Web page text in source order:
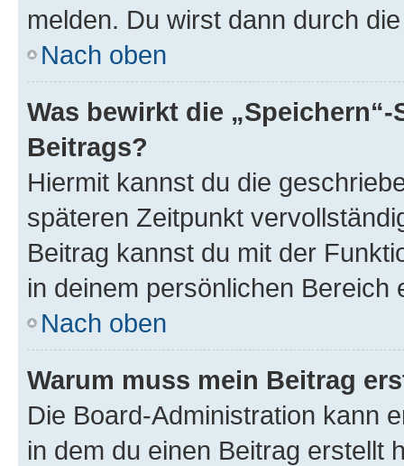
melden. Du wirst dann durch
Nach oben
Was bewirkt die
Beitrags?
Hiermit kannst du die
späteren Zeitpunkt
Beitrag kannst du mit der
in deinem persönlichen Bereich
Nach oben
Warum muss mein Beitrag
Die Board-Administration kann
in dem du einen Beitrag erstellt